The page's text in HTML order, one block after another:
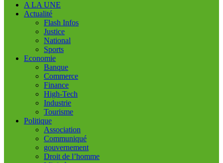
A LA UNE
Actualité
Flash Infos
Justice
National
Sports
Economie
Banque
Commerce
Finance
High-Tech
Industrie
Tourisme
Politique
Association
Communiqué
gouvernement
Droit de l’homme